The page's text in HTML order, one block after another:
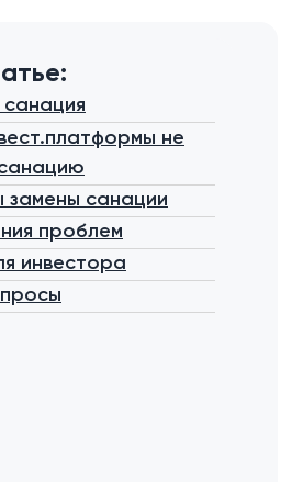
не
замены санации
проблем
инвестора